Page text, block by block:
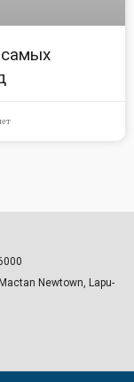
самых
Newtown, Lapu-